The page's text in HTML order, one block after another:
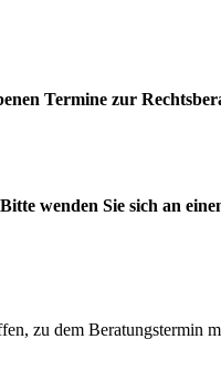
Termine zur
wenden Sie sich an
zu dem Beratungstermin